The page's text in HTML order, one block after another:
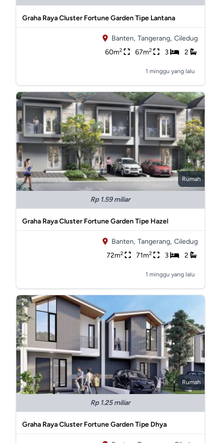
Graha Raya Cluster Fortune Garden Tipe Lantana
Banten, Tangerang, Ciledug
60m2 67m2 3 2
1 minggu yang lalu
Rumah
Rp 1.59 miliar
Graha Raya Cluster Fortune Garden Tipe Hazel
Banten, Tangerang, Ciledug
72m2 71m2 3 2
1 minggu yang lalu
Rumah
Rp 1.25 miliar
Graha Raya Cluster Fortune Garden Tipe Dhya